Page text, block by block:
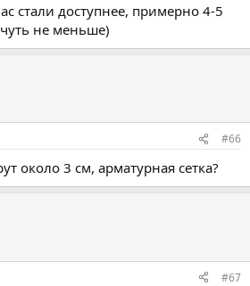
стали доступнее, примерно 4-5
не меньше)
#66
около 3 см, арматурная сетка?
#67